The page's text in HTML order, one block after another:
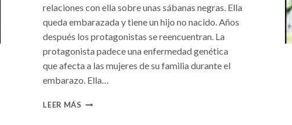
relaciones con ella sobre unas sábanas negras. Ella
queda embarazada y tiene un hijo no nacido. Años
después los protagonistas se reencuentran. La
protagonista padece una enfermedad genética
que afecta a las mujeres de su familia durante el
embarazo. Ella…
LEER MÁS CONSULTA